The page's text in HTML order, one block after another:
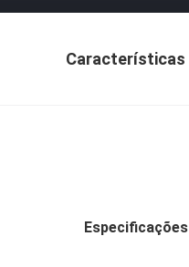
Características
Especificações